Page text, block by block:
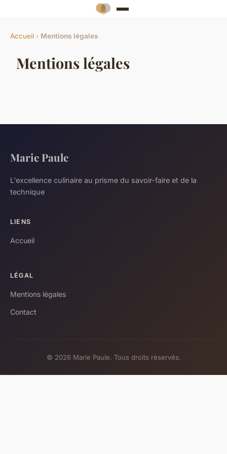
Accueil › Mentions légales
Mentions légales
Marie Paule
L'excellence culinaire au prisme du savoir-faire et de la
technique
LIENS
Accueil
LÉGAL
Mentions légales
Contact
© 2026 Marie Paule. Tous droits réservés.